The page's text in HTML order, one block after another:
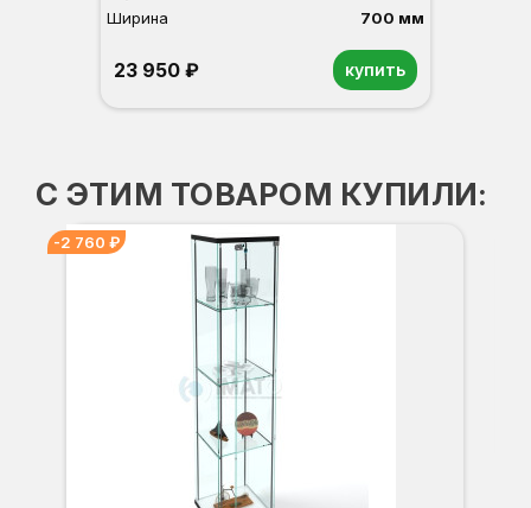
Ширина
700 мм
23 950 ₽ купить
С ЭТИМ ТОВАРОМ КУПИЛИ:
-2 760 ₽